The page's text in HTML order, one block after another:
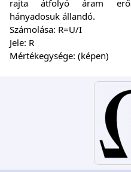
rajta átfolyó áram
hányadosuk állandó.
Számolása: R=U/I
Jele: R
Mértékegysége: (képen)